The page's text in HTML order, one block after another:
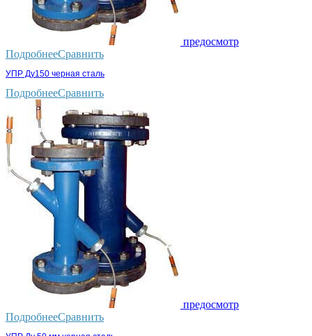
предосмотр
ПодробнееСравнить
УПР Ду150 черная сталь
ПодробнееСравнить
предосмотр
ПодробнееСравнить